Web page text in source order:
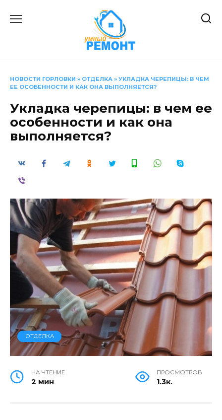
НОВОСТИ ГОРЛОВКИ » ОТДЕЛКА » УКЛАДКА ЧЕРЕПИЦЫ: В ЧЕМ
ЕЕ ОСОБЕННОСТИ И КАК ОНА ВЫПОЛНЯЕТСЯ?
Укладка черепицы: в чем ее
особенности и как она
выполняется?
ОТДЕЛКА
НА ЧТЕНИЕ
2 мин
ПРОСМОТРОВ
1.3к.